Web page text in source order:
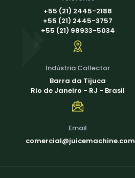
+55 (21) 2445-2188
+55 (21) 2445-3757
+55 (21) 98933-5034
Indústria Collector
Barra da Tijuca
Rio de Janeiro - RJ - Brasil
Email